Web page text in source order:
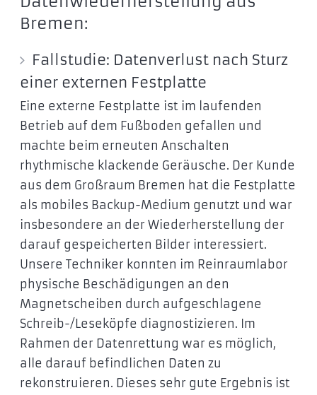
Bremen:
Fallstudie: Datenverlust nach Sturz
einer externen Festplatte
Eine externe Festplatte ist im laufenden
Betrieb auf dem Fußboden gefallen und
machte beim erneuten Anschalten
rhythmische klackende Geräusche. Der Kunde
aus dem Großraum Bremen hat die Festplatte
als mobiles Backup-Medium genutzt und war
insbesondere an der Wiederherstellung der
darauf gespeicherten Bilder interessiert.
Unsere Techniker konnten im Reinraumlabor
physische Beschädigungen an den
Magnetscheiben durch aufgeschlagene
Schreib-/Leseköpfe diagnostizieren. Im
Rahmen der Datenrettung war es möglich,
alle darauf befindlichen Daten zu
rekonstruieren. Dieses sehr gute Ergebnis ist